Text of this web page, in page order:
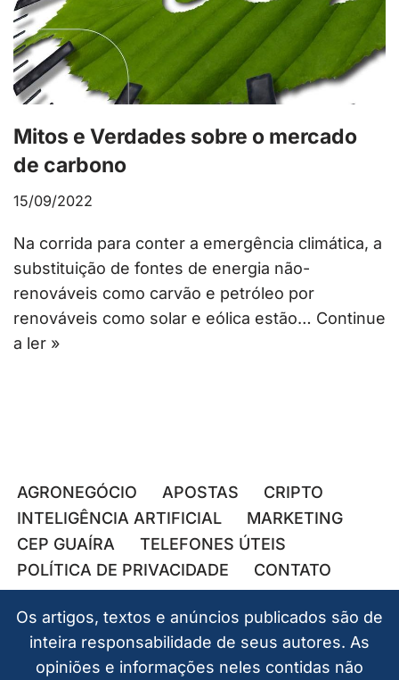
Mitos e Verdades sobre o mercado
de carbono
15/09/2022
Na corrida para conter a emergência climática, a
substituição de fontes de energia não-
renováveis como carvão e petróleo por
renováveis como solar e eólica estão… Continue
a ler »
AGRONEGÓCIO APOSTAS
CRIPTO
INTELIGÊNCIA ARTIFICIAL
MARKETING
CEP GUAÍRA
TELEFONES ÚTEIS
POLÍTICA DE PRIVACIDADE
CONTATO
Os artigos, textos e anúncios publicados são de
inteira responsabilidade de seus autores. As
opiniões e informações neles contidas não